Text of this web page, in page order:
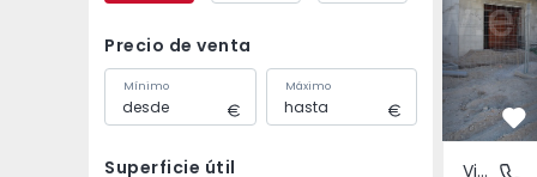
Precio de venta
Mínimo Máximo
Superficie útil
Vivienda Pareada